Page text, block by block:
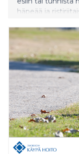
häpeää ja
heikon
hoidossa on
psyykkiset